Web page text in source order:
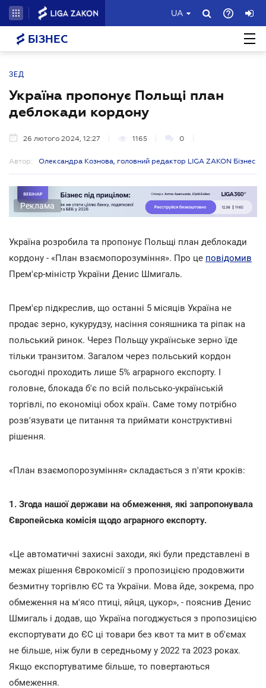
UA
БІЗНЕС
ЗЕД
Україна пропонує Польщі план
деблокади кордону
26 лютого 2024, 12:27 1165 0
Автор: Олександра Кознова, головний редактор LIGA ZAKON Бізнес
Реклама
Україна розробила та пропонує Польщі план деблокади
кордону - «План взаємопорозуміння». Про це повідомив
Прем'єр-міністр України Денис Шмигаль.
Прем'єр підкреслив, що останні 5 місяців Україна не
продає зерно, кукурудзу, насіння соняшника та ріпак на
польський ринок. Через Польщу українське зерно їде
тільки транзитом. Загалом через польський кордон
сьогодні проходить лише 5% аграрного експорту. І
головне, блокада б'є по всій польсько-українській
торгівлі, по економіці обох країн. Саме тому потрібно
розв'язувати це питання та приймати конструктивні
рішення.
«План взаємопорозуміння» складається з п'яти кроків:
1. Згода нашої держави на обмеження, які запропонувала
Європейська комісія щодо аграрного експорту.
«Це автоматичні захисні заходи, які були представлені в
межах рішення Єврокомісії з пропозицією продовжити
безмитну торгівлю ЄС та України. Мова йде, зокрема, про
обмеження на м'ясо птиці, яйця, цукор», - пояснив Денис
Шмигаль і додав, що Україна погоджується з пропозицією
експортувати до ЄС ці товари без квот та мит в об'ємах
не більше, ніж були в середньому у 2022 та 2023 роках.
Якщо експортуватиме більше, то повертаються
обмеження.